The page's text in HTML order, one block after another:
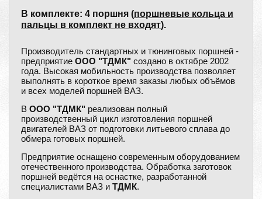
В комплекте: 4 поршня (поршневые кольца и
пальцы в комплект не входят).
Производитель стандартных и тюнинговых поршней -
предприятие ООО "ТДМК" создано в октябре 2002
года. Высокая мобильность производства позволяет
выполнять в короткое время заказы любых объёмов
и всех моделей поршней ВАЗ.
В ООО "ТДМК" реализован полный
производственный цикл изготовления поршней
двигателей ВАЗ от подготовки литьевого сплава до
обмера готовых поршней.
Предприятие оснащено современным оборудованием
отечественного производства. Обработка заготовок
поршней ведётся на оснастке, разработанной
специалистами ВАЗ и ТДМК.